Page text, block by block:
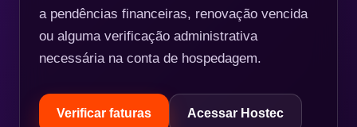
a pendências financeiras, renovação vencida
ou alguma verificação administrativa
necessária na conta de hospedagem.
Verificar faturas Acessar Hostec